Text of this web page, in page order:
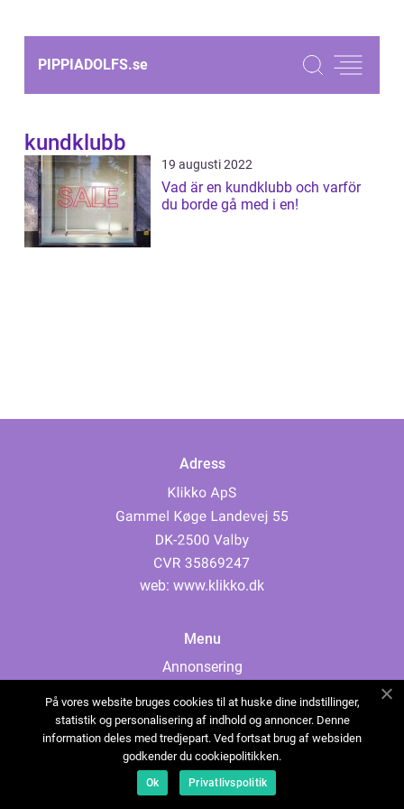
PIPPIADOLFS.se
kundklubb
19 augusti 2022
Vad är en kundklubb och varför
du borde gå med i en!
Adress
web: www.klikko.dk
Menu
Annonsering
Cookies
Kontakta oss
Sitemap
På vores website bruges cookies til at huske dine indstillinger,
statistik og personalisering af indhold og annoncer. Denne
information deles med tredjepart. Ved fortsat brug af websiden
godkender du cookiepolitikken.
Ok Privatlivspolitik